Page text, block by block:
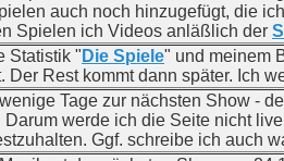
auch noch hinzugefügt, die
Spielen ich Videos anläßlich der
Statistik " Die Spiele" und meinem
Der Rest kommt dann später. Ich
Tage zur nächsten Show -
Darum werde ich die Seite nicht
Ggf. schreibe ich auch